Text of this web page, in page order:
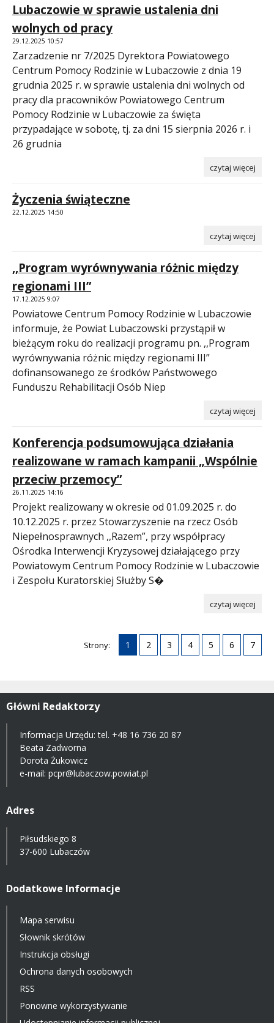
Lubaczowie w sprawie ustalenia dni
wolnych od pracy
29.12.2025 10:57
Zarzadzenie nr 7/2025 Dyrektora Powiatowego
Centrum Pomocy Rodzinie w Lubaczowie z dnia 19
grudnia 2025 r. w sprawie ustalenia dni wolnych od
pracy dla pracowników Powiatowego Centrum
Pomocy Rodzinie w Lubaczowie za święta
przypadające w sobotę, tj. za dni 15 sierpnia 2026 r. i
26 grudnia
czytaj więcej
Życzenia świąteczne
22.12.2025 14:50
czytaj więcej
,,Program wyrównywania różnic między
regionami III”
17.12.2025 9:07
Powiatowe Centrum Pomocy Rodzinie w Lubaczowie
informuje, że Powiat Lubaczowski przystąpił w
bieżącym roku do realizacji programu pn. ,,Program
wyrównywania różnic między regionami III”
dofinansowanego ze środków Państwowego
Funduszu Rehabilitacji Osób Niep
czytaj więcej
Konferencja podsumowująca działania
realizowane w ramach kampanii „Wspólnie
przeciw przemocy”
26.11.2025 14:16
Projekt realizowany w okresie od 01.09.2025 r. do
10.12.2025 r. przez Stowarzyszenie na rzecz Osób
Niepełnosprawnych ,,Razem”, przy współpracy
Ośrodka Interwencji Kryzysowej działającego przy
Powiatowym Centrum Pomocy Rodzinie w Lubaczowie
i Zespołu Kuratorskiej Służby S�
czytaj więcej
Strony: 1 2 3 4 5 6 7
Główni Redaktorzy
Informacja Urzędu: tel. +48 16 736 20 87
Beata Zadworna
Dorota Żukowicz
e-mail: pcpr@lubaczow.powiat.pl
Adres
Piłsudskiego 8
37-600 Lubaczów
Dodatkowe Informacje
Mapa serwisu
Słownik skrótów
Instrukcja obsługi
Ochrona danych osobowych
RSS
Ponowne wykorzystywanie